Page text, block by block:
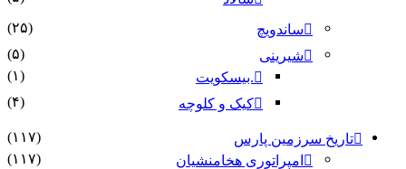
ساندویچ
(۲۵)
شیرینی
(۵)
.بیسکویت
(۱)
کیک و کلوچه
(۴)
تاریخ سرزمین پارس
(۱۱۷)
امپراتوری هخامنشیان
(۱۱۷)